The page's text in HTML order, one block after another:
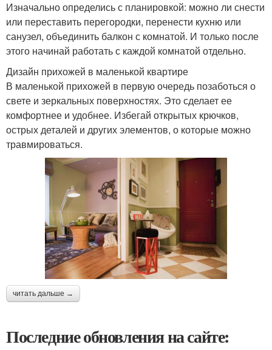
Изначально определись с планировкой: можно ли снести
или переставить перегородки, перенести кухню или
санузел, объединить балкон с комнатой. И только после
этого начинай работать с каждой комнатой отдельно.
Дизайн прихожей в маленькой квартире
В маленькой прихожей в первую очередь позаботься о
свете и зеркальных поверхностях. Это сделает ее
комфортнее и удобнее. Избегай открытых крючков,
острых деталей и других элементов, о которые можно
травмироваться.
читать дальше →
Последние обновления на сайте: